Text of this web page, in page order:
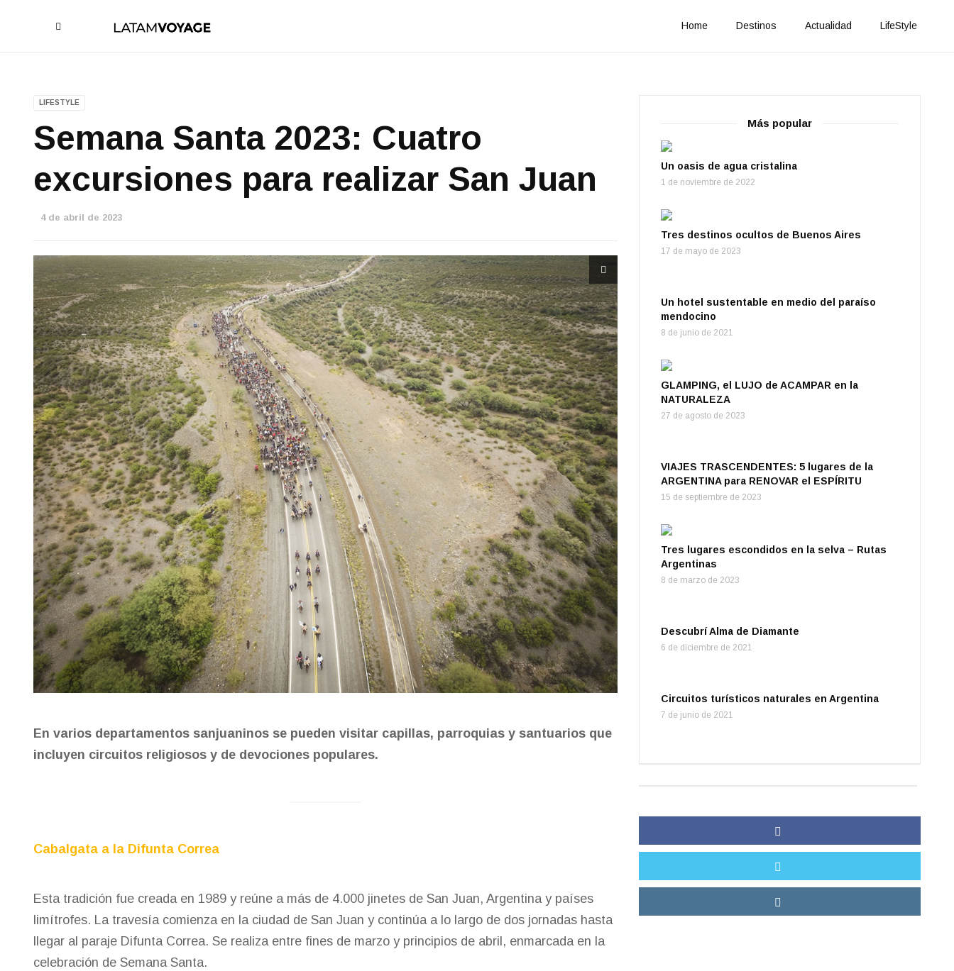
Home Destinos Actualidad LifeStyle
LIFESTYLE
Semana Santa 2023: Cuatro
excursiones para realizar San Juan
4 de abril de 2023
En varios departamentos sanjuaninos se pueden visitar capillas, parroquias y santuarios que
incluyen circuitos religiosos y de devociones populares.
Cabalgata a la Difunta Correa
Esta tradición fue creada en 1989 y reúne a más de 4.000 jinetes de San Juan, Argentina y países
limítrofes. La travesía comienza en la ciudad de San Juan y continúa a lo largo de dos jornadas hasta
llegar al paraje Difunta Correa. Se realiza entre fines de marzo y principios de abril, enmarcada en la
celebración de Semana Santa.
Más popular
Un oasis de agua cristalina
1 de noviembre de 2022
Tres destinos ocultos de Buenos Aires
17 de mayo de 2023
Un hotel sustentable en medio del paraíso
mendocino
8 de junio de 2021
GLAMPING, el LUJO de ACAMPAR en la
NATURALEZA
27 de agosto de 2023
VIAJES TRASCENDENTES: 5 lugares de la
ARGENTINA para RENOVAR el ESPÍRITU
15 de septiembre de 2023
Tres lugares escondidos en la selva – Rutas
Argentinas
8 de marzo de 2023
Descubrí Alma de Diamante
6 de diciembre de 2021
Circuitos turísticos naturales en Argentina
7 de junio de 2021